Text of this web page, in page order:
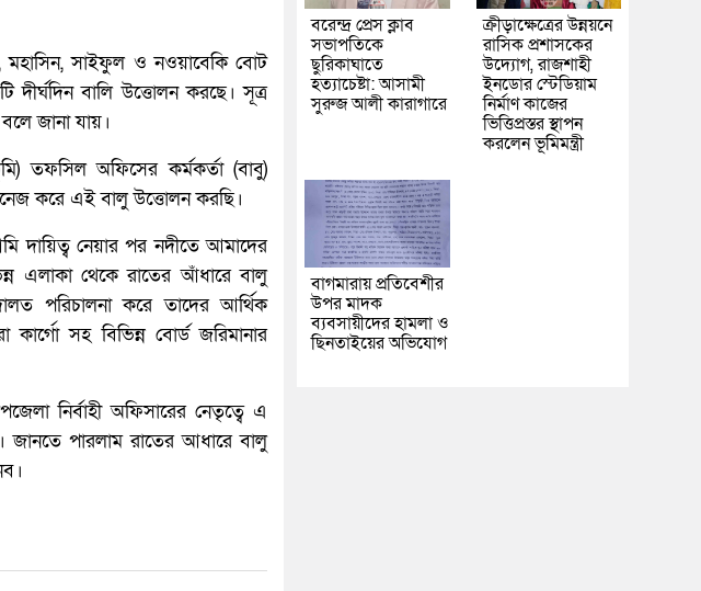
সাইফুল ও নওয়াবেকি বোট
বালি উত্তোলন করছে। সূত্র
জানা যায়।
তফসিল অফিসের কর্মকর্তা (বাবু)
করে এই বালু উত্তোলন করছি।
দায়িত্ব নেয়ার পর নদীতে আমাদের
এলাকা থেকে রাতের আঁধারে বালু
পরিচালনা করে তাদের আর্থিক
সহ বিভিন্ন বোর্ড জরিমানার
নির্বাহী অফিসারের নেতৃত্বে এ
জানতে পারলাম রাতের আধারে বালু
বরেন্দ্র প্রেস ক্লাব
সভাপতিকে
ছুরিকাঘাতে
হত্যাচেষ্টা: আসামী
সুরুজ আলী কারাগারে
ক্রীড়াক্ষেত্রের উন্নয়নে
রাসিক প্রশাসকের
উদ্যোগ, রাজশাহী
ইনডোর স্টেডিয়াম
নির্মাণ কাজের
ভিত্তিপ্রস্তর স্থাপন
করলেন ভূমিমন্ত্রী
বাগমারায় প্রতিবেশীর
উপর মাদক
ব্যবসায়ীদের হামলা ও
ছিনতাইয়ের অভিযোগ